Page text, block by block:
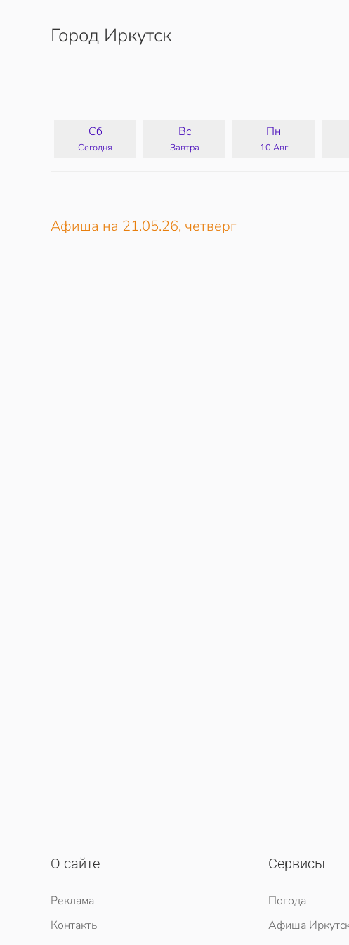
Перейти к содержимому
Город Иркутск
Сб
Сегодня
Вс
Завтра
Пн
10 Авг
Афиша на 21.05.26, четверг
О сайте
Реклама
Контакты
Сервисы
Погода
Афиша